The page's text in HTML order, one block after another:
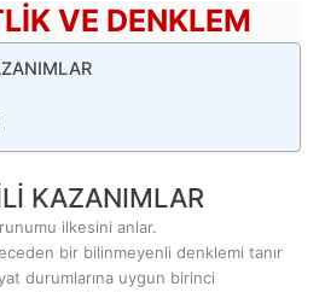
VE DENKLEM
KAZANIMLAR
ilkesini anlar.
bir bilinmeyenli denklemi tanır
durumlarına uygun birinci